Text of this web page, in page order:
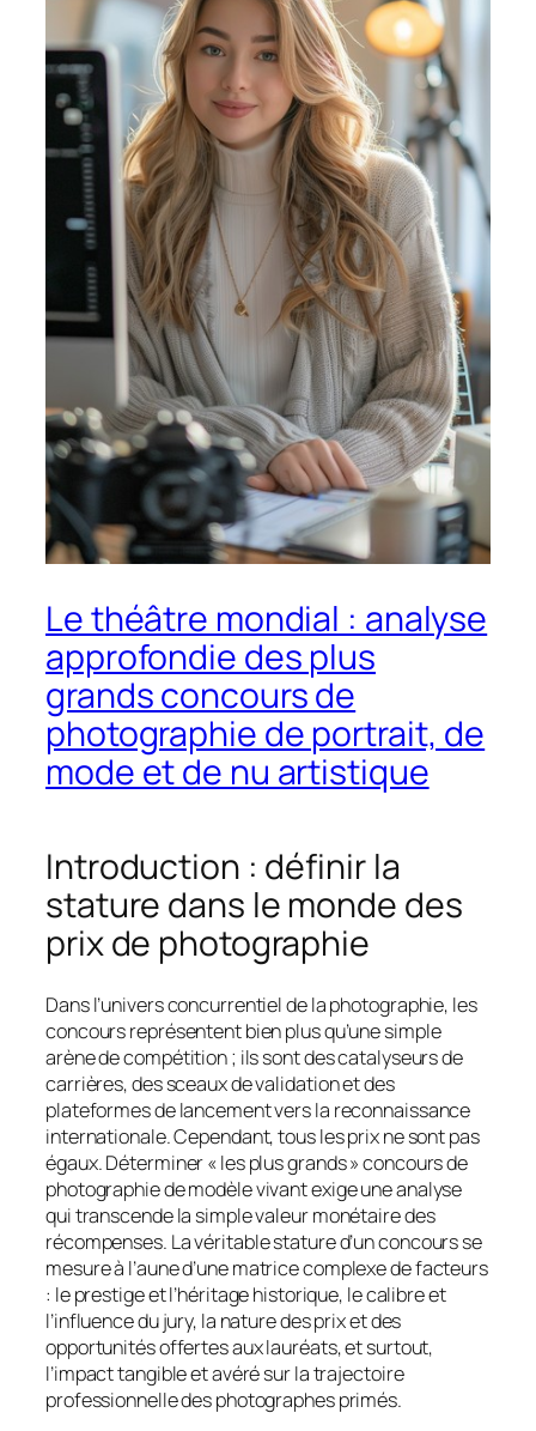
Le théâtre mondial : analyse
approfondie des plus
grands concours de
photographie de portrait, de
mode et de nu artistique
Introduction : définir la
stature dans le monde des
prix de photographie
Dans l’univers concurrentiel de la photographie, les
concours représentent bien plus qu’une simple
arène de compétition ; ils sont des catalyseurs de
carrières, des sceaux de validation et des
plateformes de lancement vers la reconnaissance
internationale. Cependant, tous les prix ne sont pas
égaux. Déterminer « les plus grands » concours de
photographie de modèle vivant exige une analyse
qui transcende la simple valeur monétaire des
récompenses. La véritable stature d’un concours se
mesure à l’aune d’une matrice complexe de facteurs
: le prestige et l’héritage historique, le calibre et
l’influence du jury, la nature des prix et des
opportunités offertes aux lauréats, et surtout,
l’impact tangible et avéré sur la trajectoire
professionnelle des photographes primés.